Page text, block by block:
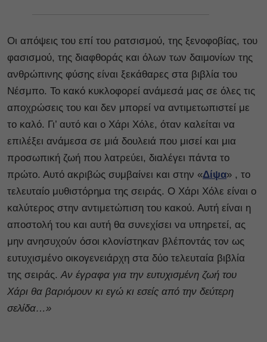
Οι απόψεις του επί του ρατσισμού, της ξενοφοβίας, του
φασισμού, της διαφθοράς και όλων των δαιμονίων της
ανθρώπινης φύσης είναι ξεκάθαρες στα βιβλία του
Νέσμπο. Το κακό κυκλοφορεί ανάμεσά μας σε όλες τις
αποχρώσεις του και δεν μπορεί να αντιμετωπιστεί με
το καλό. Γι’ αυτό και ο Χάρι Χόλε, όταν καλείται να
επιλέξει ανάμεσα σε μιά δουλειά που μισεί και μια
προσωπική ζωή που λατρεύει, διαλέγει πάντα το
πρώτο. Αυτό ακριβώς συμβαίνει και στην «Δίψα» , το
τελευταίο μυθιστόρημα της σειράς. Ο Χάρι Χόλε είναι ο
καλύτερος στην αντιμετώπιση του κακού. Αυτή είναι η
αποστολή του και αυτή θα συνεχίσει να υπηρετεί, ας
μην ανησυχούν όσοι κλονίστηκαν βλέποντάς τον ως
ευτυχισμένο οικογενειάρχη στα δύο τελευταία βιβλία
της σειράς. Αν έγραφα για την ευτυχισμένη ζωή του
Χάρι θα βαριόμουν κι εγώ κι εσείς από την δεύτερη
σελίδα…»